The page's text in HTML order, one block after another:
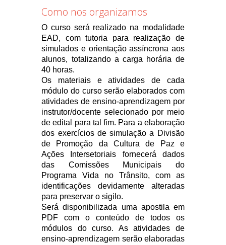
Como nos organizamos
O curso será realizado na modalidade
EAD, com tutoria para realização de
simulados e orientação assíncrona aos
alunos, totalizando a carga horária de
40 horas.
Os materiais e atividades de cada
módulo do curso serão elaborados com
atividades de ensino-aprendizagem por
instrutor/docente selecionado por meio
de edital para tal fim. Para a elaboração
dos exercícios de simulação a Divisão
de Promoção da Cultura de Paz e
Ações Intersetoriais fornecerá dados
das Comissões Municipais do
Programa Vida no Trânsito, com as
identificações devidamente alteradas
para preservar o sigilo.
Será disponibilizada uma apostila em
PDF com o conteúdo de todos os
módulos do curso. As atividades de
ensino-aprendizagem serão elaboradas